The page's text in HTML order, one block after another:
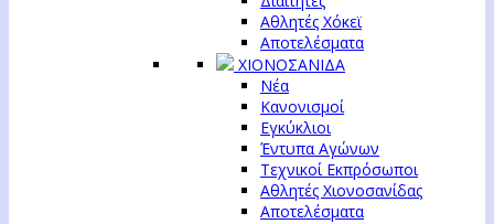
Αθλητές Χόκεϊ
Αποτελέσματα
ΧΙΟΝΟΣΑΝΙΔΑ
Νέα
Κανονισμοί
Εγκύκλιοι
Έντυπα Αγώνων
Τεχνικοί Εκπρόσωποι
Αθλητές Χιονοσανίδας
Αποτελέσματα